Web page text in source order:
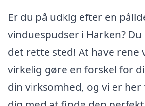
Er du på udkig efter en
vinduespudser i Harken?
det rette sted! At have rene
virkelig gøre en forskel for
din virksomhed, og vi er